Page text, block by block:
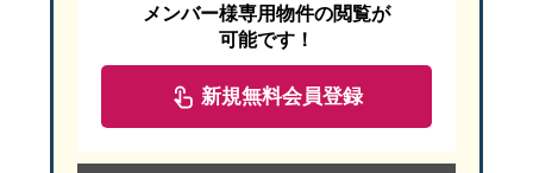
家事動線や収納計画も考えられたプラン
購入の決め手は、開放感あふれる吹抜け空間と暮らしやすい動線設
メンバー様専用物件の閲覧が
可能です！
新規無料会員登録